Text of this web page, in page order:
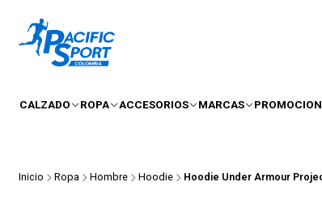
CALZADO ROPA ACCESORIOS MARCAS
Inicio Ropa Hombre Hoodie Hoodie Under Armour